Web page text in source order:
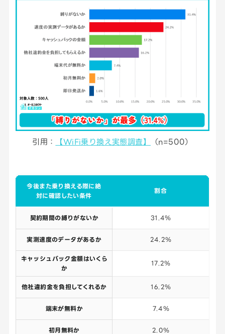
引用： 【WiFi乗り換え実態調査】 （n=500）
今後また乗り換える際に絶
対に確認したい条件
割合
契約期間の縛りがないか 31.4％
実測速度のデータがあるか 24.2％
キャッシュバック金額はいくら
か
17.2％
他社違約金を負担してくれるか 16.2％
端末が無料か 7.4％
初月無料か 2.0％